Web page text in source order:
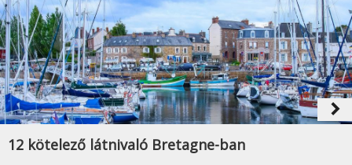
navigate_next
12 kötelező látnivaló Bretagne-ban